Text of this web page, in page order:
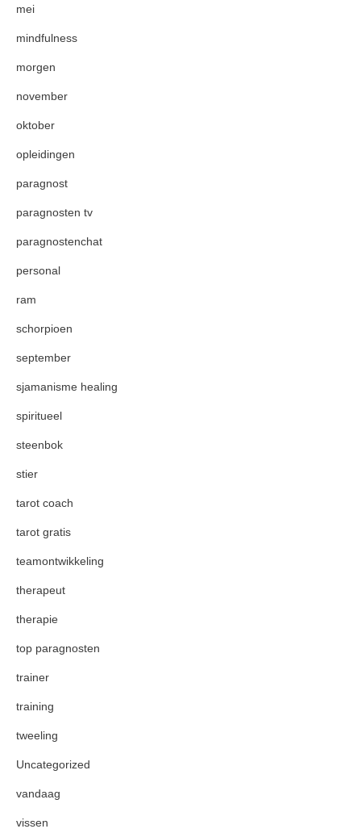
mei
mindfulness
morgen
november
oktober
opleidingen
paragnost
paragnosten tv
paragnostenchat
personal
ram
schorpioen
september
sjamanisme healing
spiritueel
steenbok
stier
tarot coach
tarot gratis
teamontwikkeling
therapeut
therapie
top paragnosten
trainer
training
tweeling
Uncategorized
vandaag
vissen